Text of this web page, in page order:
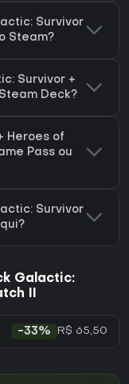
Survivor
Steam?
Survivor +
Deck?
Heroes of
Pass ou
Survivor
Galactic:
II
-33% R$ 65,50